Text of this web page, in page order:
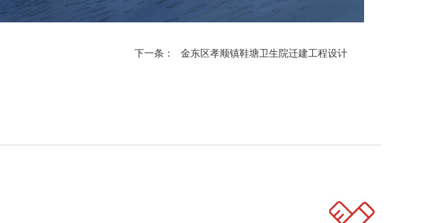
金东区孝顺镇鞋塘卫生院迁建工程设计
下一条：